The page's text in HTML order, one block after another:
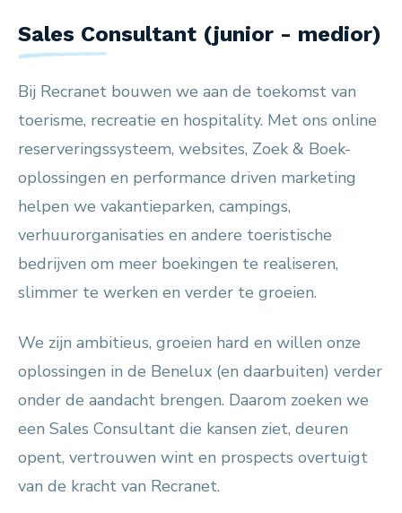
Sales Consultant (junior - medior)
Bij Recranet bouwen we aan de toekomst van
toerisme, recreatie en hospitality. Met ons online
reserveringssysteem, websites, Zoek & Boek-
oplossingen en performance driven marketing
helpen we vakantieparken, campings,
verhuurorganisaties en andere toeristische
bedrijven om meer boekingen te realiseren,
slimmer te werken en verder te groeien.
We zijn ambitieus, groeien hard en willen onze
oplossingen in de Benelux (en daarbuiten) verder
onder de aandacht brengen. Daarom zoeken we
een Sales Consultant die kansen ziet, deuren
opent, vertrouwen wint en prospects overtuigt
van de kracht van Recranet.